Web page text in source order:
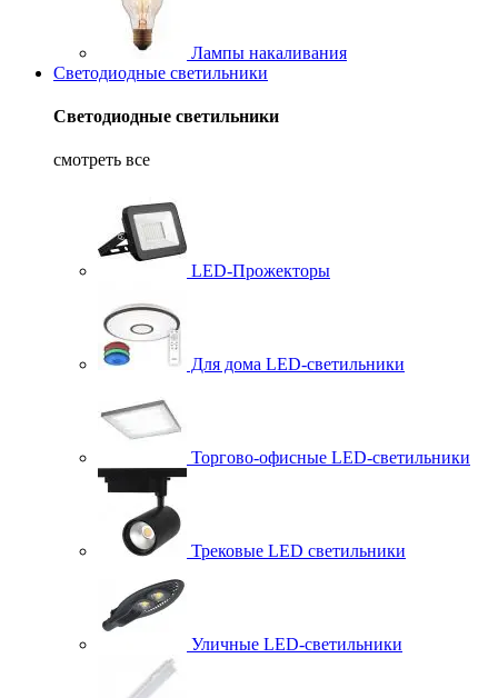
Лампы накаливания
Светодиодные светильники
Светодиодные светильники
смотреть все
LED-Прожекторы
Для дома LED-светильники
Торгово-офисные LED-светильники
Трековые LED светильники
Уличные LED-светильники